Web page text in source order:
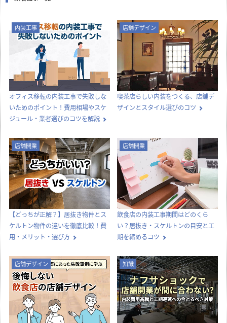
内装工事
オフィス移転の内装工事で失敗しな
いためのポイント！費用相場やスケ
ジュール・業者選びのコツを解説
店舗デザイン
喫茶店らしい内装をつくる、店舗デ
ザインとスタイル選びのコツ
店舗開業
【どっちが正解？】居抜き物件とス
ケルトン物件の違いを徹底比較！費
用・メリット・選び方
店舗開業
飲食店の内装工事期間はどのくら
い？居抜き・スケルトンの目安と工
期を縮めるコツ
店舗デザイン 知識